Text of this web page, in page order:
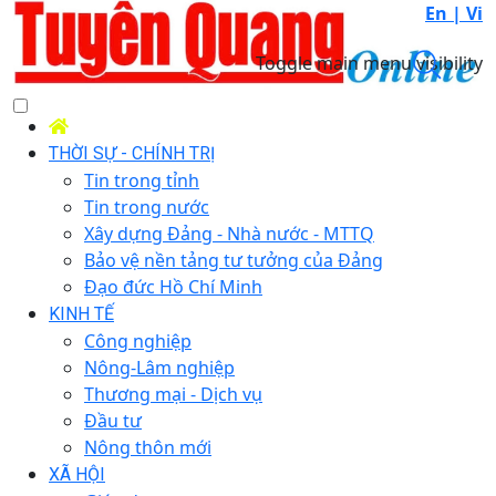
En | Vi
Toggle main menu visibility
THỜI SỰ - CHÍNH TRỊ
Tin trong tỉnh
Tin trong nước
Xây dựng Đảng - Nhà nước - MTTQ
Bảo vệ nền tảng tư tưởng của Đảng
Đạo đức Hồ Chí Minh
KINH TẾ
Công nghiệp
Nông-Lâm nghiệp
Thương mại - Dịch vụ
Đầu tư
Nông thôn mới
XÃ HỘI